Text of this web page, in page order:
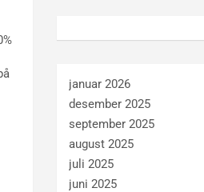
januar 2026
desember 2025
september 2025
august 2025
juli 2025
juni 2025